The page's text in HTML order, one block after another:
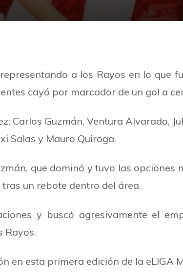
a los Rayos en lo que
cayó por marcador de un gol a
Carlos Guzmán, Ventura Alvarado,
Salas y Mauro Quiroga.
que dominó y tuvo las opciones
un rebote dentro del área.
y buscó agresivamente el
Rayos.
en esta primera edición de la eLIGA